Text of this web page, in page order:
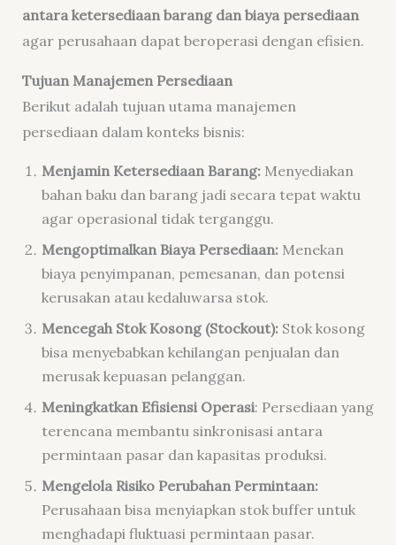
antara ketersediaan barang dan biaya persediaan
agar perusahaan dapat beroperasi dengan efisien.
Tujuan Manajemen Persediaan
Berikut adalah tujuan utama manajemen
persediaan dalam konteks bisnis:
Menjamin Ketersediaan Barang: Menyediakan
bahan baku dan barang jadi secara tepat waktu
agar operasional tidak terganggu.
Mengoptimalkan Biaya Persediaan:Menekan
biaya penyimpanan, pemesanan, dan potensi
kerusakan atau kedaluwarsa stok.
Mencegah Stok Kosong (Stockout):Stok kosong
bisa menyebabkan kehilangan penjualan dan
merusak kepuasan pelanggan.
Meningkatkan Efisiensi Operasi: Persediaan yang
terencana membantu sinkronisasi antara
permintaan pasar dan kapasitas produksi.
Mengelola Risiko Perubahan Permintaan:
Perusahaan bisa menyiapkan stok buffer untuk
menghadapi fluktuasi permintaan pasar.